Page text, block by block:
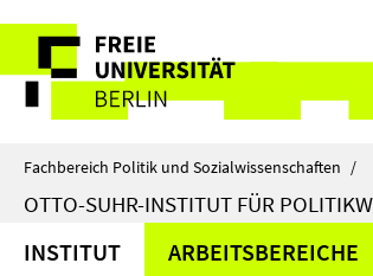
direkt
zu
Inhalt
Service-
Navigation
Fachbereich Politik und Sozialwissenschaften /
OTTO-SUHR-INSTITUT FÜR
INSTITUT ARBEITSBEREICHE